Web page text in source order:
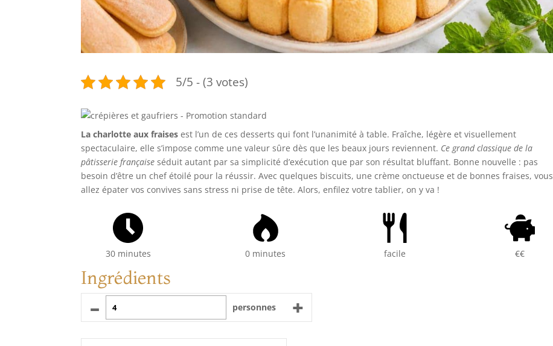
5/5 - (3 votes)
La charlotte aux fraises est l’un de ces desserts qui font l’unanimité à table. Fraîche, légère et visuellement
spectaculaire, elle s’impose comme une valeur sûre dès que les beaux jours reviennent. Ce grand classique de la
pâtisserie française séduit autant par sa simplicité d’exécution que par son résultat bluffant. Bonne nouvelle : pas
besoin d’être un chef étoilé pour la réussir. Avec quelques biscuits, une crème onctueuse et de bonnes fraises, vous
allez épater vos convives sans stress ni prise de tête. Alors, enfilez votre tablier, on y va !
30 minutes 0 minutes facile €€
Ingrédients
– personnes +